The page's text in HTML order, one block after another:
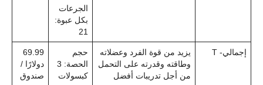
الجرعات
بكل عبوة:
21
إجمالي- T
يزيد من قوة الفرد وعضلاته
وطاقته وقدرته على التحمل
من أجل تدريبات أفضل
حجم
الحصة: 3
كبسولات
69.99
دولارًا /
صندوق